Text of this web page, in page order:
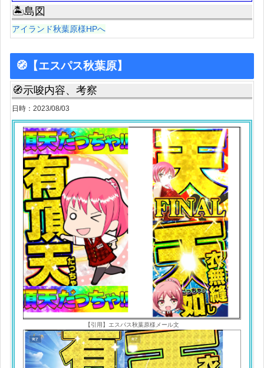
🏝島図
アイランド秋葉原様HPへ
🧭【エスパス秋葉原】
🧭示唆内容、考察
日時：2023/08/03
【引用】エスパス秋葉原様メール文